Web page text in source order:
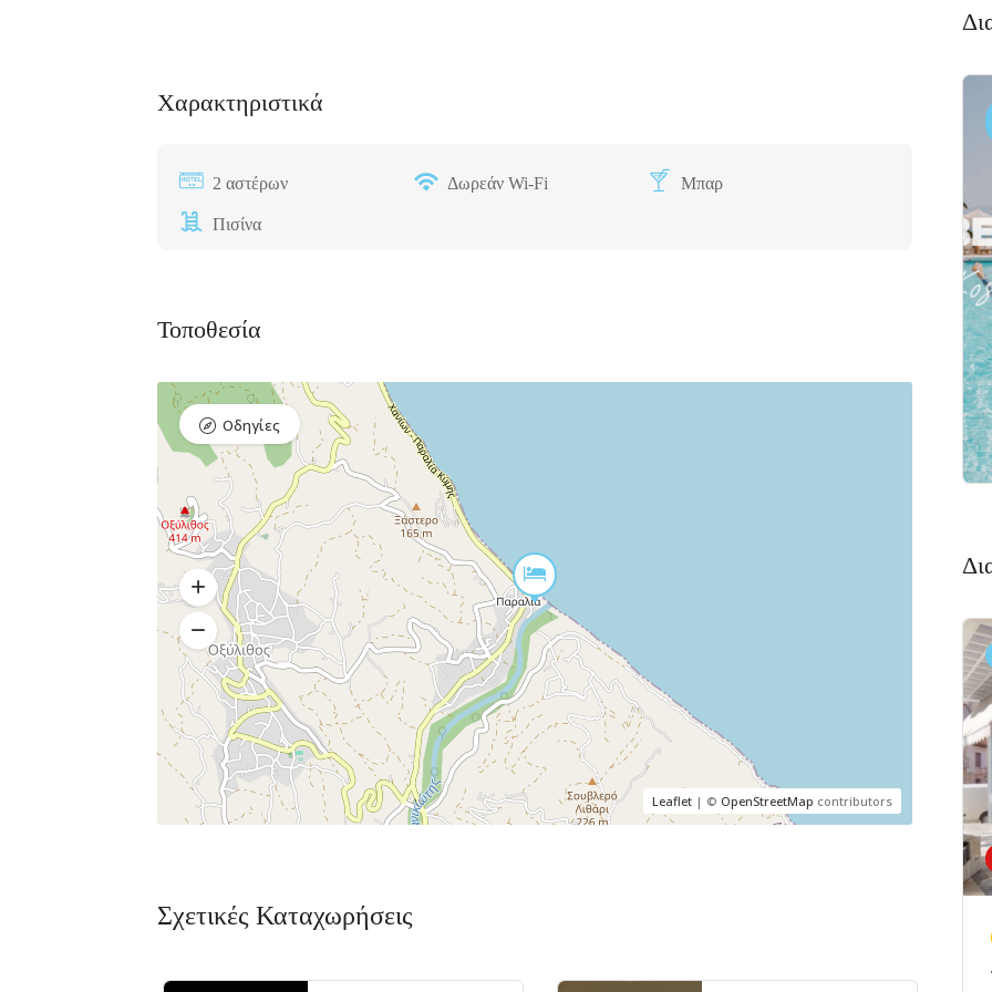
Χαρακτηριστικά
2 αστέρων Δωρεάν Wi-Fi Μπαρ
Πισίνα
Τοποθεσία
Leaflet| © OpenStreetMap contributors
Οδηγίες
Σχετικές Καταχωρήσεις
Bar, Club,
Καραολή και